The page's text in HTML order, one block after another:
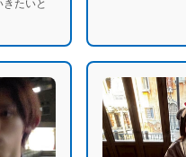
たいと